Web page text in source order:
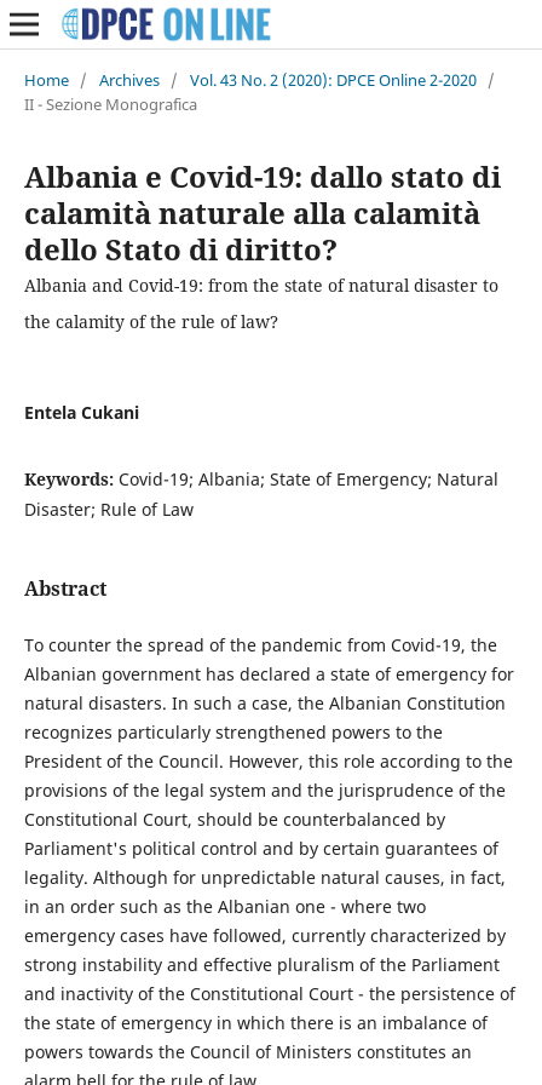
Home / Archives / Vol. 43 No. 2 (2020): DPCE Online 2-2020 /
II - Sezione Monografica
Albania e Covid-19: dallo stato di
calamità naturale alla calamità
dello Stato di diritto?
Albania and Covid-19: from the state of natural disaster to
the calamity of the rule of law?
Entela Cukani
Keywords: Covid-19; Albania; State of Emergency; Natural
Disaster; Rule of Law
Abstract
To counter the spread of the pandemic from Covid-19, the
Albanian government has declared a state of emergency for
natural disasters. In such a case, the Albanian Constitution
recognizes particularly strengthened powers to the
President of the Council. However, this role according to the
provisions of the legal system and the jurisprudence of the
Constitutional Court, should be counterbalanced by
Parliament's political control and by certain guarantees of
legality. Although for unpredictable natural causes, in fact,
in an order such as the Albanian one - where two
emergency cases have followed, currently characterized by
strong instability and effective pluralism of the Parliament
and inactivity of the Constitutional Court - the persistence of
the state of emergency in which there is an imbalance of
powers towards the Council of Ministers constitutes an